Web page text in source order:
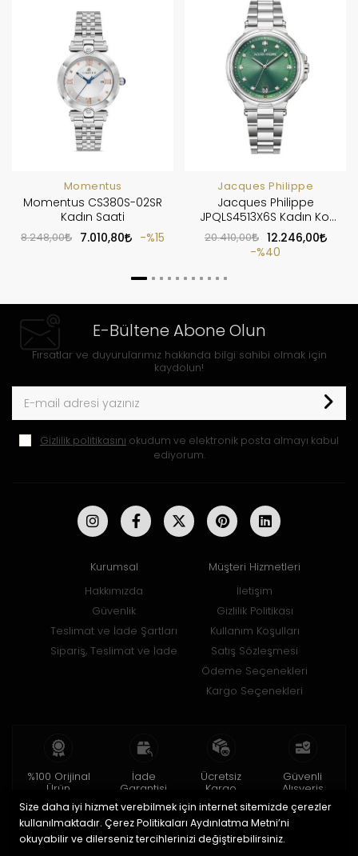
Momentus
Momentus CS380S-02SR
Kadın Saati
8.248,00 7.010,80 %15
Jacques Philippe
Jacques Philippe
JPQLS4513X6S Kadın Kol
Saati
20.410,00
12.246,00
%40
E-Bültene Abone Olun
Fırsatlar ve duyurularımız hakkında bilgi sahibi olmak için
kaydolun!
Gizlilik politikasını okudum ve elektronik posta almayı kabul
ediyorum.
Kurumsal
Hakkımızda
Güvenlik
Teslimat ve İade Şartları
Sipariş, Teslimat ve İade
Müşteri Hizmetleri
İletişim
Gizlilik Politikası
Kullanım Koşulları
Satış Sözleşmesi
Ödeme Seçenekleri
Kargo Seçenekleri
%100 Orijinal
Ürün
2 yıl garanti
İade
Garantisi
15 gün içinde
iade
Ücretsiz
Kargo
150 TL ve üzeri
Güvenli
Alışveriş
256bit SSL ile
Size daha iyi hizmet verebilmek için internet sitemizde çerezler
kullanılmaktadır. Çerez Politikaları Aydınlatma Metni’ni
okuyabilir ve dilerseniz tercihlerinizi değiştirebilirsiniz.